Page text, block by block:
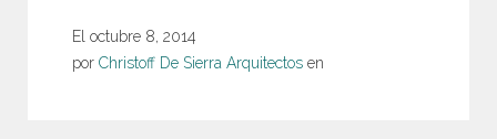
El octubre 8, 2014
por Christoff De Sierra Arquitectos en